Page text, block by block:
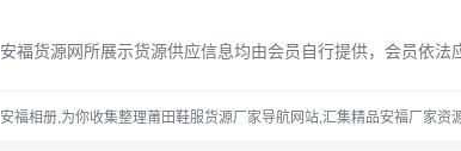
安福货源网所展示货源供应信息均由会员自行提供，会员依
安福相册,为你收集整理莆田鞋服货源厂家导航网站,汇集精品安福厂家资